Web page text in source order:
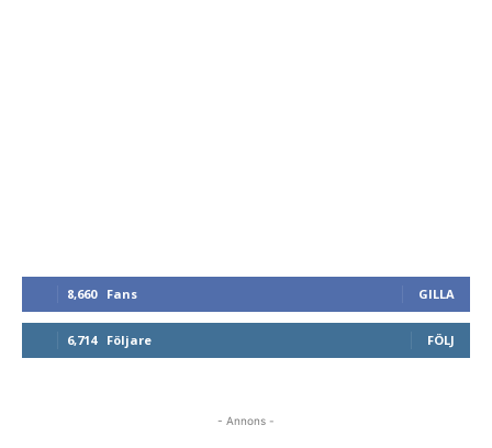
8,660 Fans GILLA
6,714 Följare FÖLJ
- Annons -